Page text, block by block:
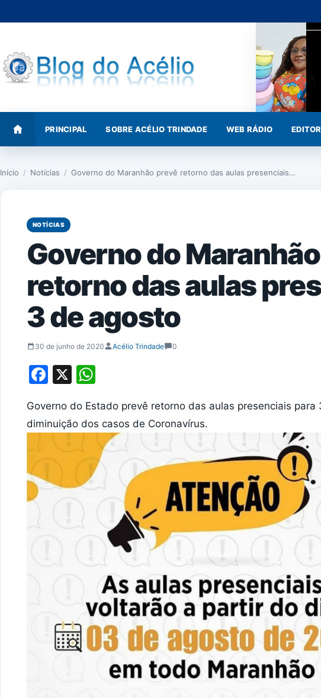
para
conteúdo
PRINCIPAL SOBRE ACÉLIO TRINDADE WEB RÁDIO
Início / Notícias / Governo do Maranhão prevê retorno das aulas presenciais…
NOTÍCIAS
Governo do
retorno das aulas
3 de agosto
30 de junho de 2020 Acélio Trindade 0
Facebook
X
Governo do Estado prevê retorno das aulas presenciais
diminuição dos casos de Coronavírus.